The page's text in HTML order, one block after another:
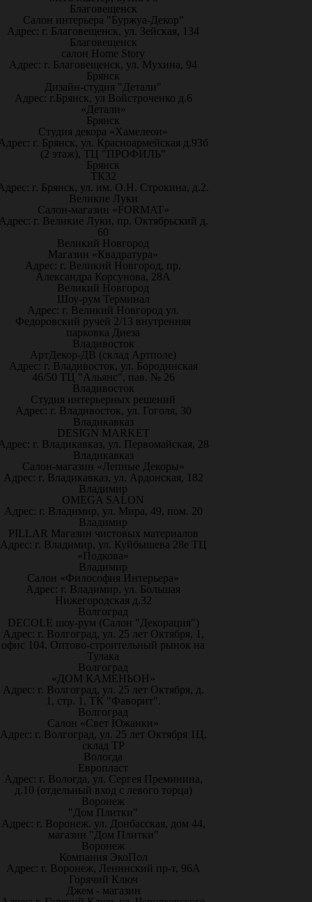
Благовещенск
Салон интерьера "Буржуа-Декор"
Адрес: г. Благовещенск, ул. Зейская, 134
Благовещенск
салон Home Story
Адрес: г. Благовещенск, ул. Мухина, 94
Брянск
Дизайн-студия "Детали"
Адрес: г.Брянск, ул Войстроченко д.6
«Детали»
Брянск
Студия декора «Хамелеон»
г. Брянск, ул. Красноармейская д.93б
(2 этаж), ТЦ "ПРОФИЛЬ"
Брянск
ТК32
г. Брянск, ул. им. О.Н. Строкина, д.2.
Великие Луки
Салон-магазин «FORMAT»
г. Великие Луки, пр. Октябрьский д.
60
Великий Новгород
Магазин «Квадратура»
Адрес: г. Великий Новгород, пр.
Александра Корсунова, 28А
Великий Новгород
Шоу-рум Терминал
Адрес: г. Великий Новгород ул.
Федоровский ручей 2/13 внутренняя
парковка Диеза
Владивосток
АртДекор-ДВ (склад Артполе)
Адрес: г. Владивосток, ул. Бородинская
46/50 ТЦ "Альянс", пав. № 26
Владивосток
Студия интерьерных решений
Адрес: г. Владивосток, ул. Гоголя, 30
Владикавказ
DESIGN MARKET
г. Владикавказ, ул. Первомайская, 28
Владикавказ
Салон-магазин «Лепные Декоры»
Адрес: г. Владикавказ, ул. Ардонская, 182
Владимир
OMEGA SALON
Адрес: г. Владимир, ул. Мира, 49, пом. 20
Владимир
PILLAR Магазин чистовых материалов
Адрес: г. Владимир, ул. Куйбышева 28е ТЦ
«Подкова»
Владимир
Салон «Философия Интерьера»
Адрес: г. Владимир, ул. Большая
Нижегородская д.32
Волгоград
DECOLE шоу-рум (Салон "Декорация")
Адрес: г. Волгоград, ул. 25 лет Октября, 1,
офис 104. Оптово-строительный рынок на
Тулака
Волгоград
«ДОМ КАМЕНЬОН»
Адрес: г. Волгоград, ул. 25 лет Октября, д.
1, стр. 1, ТК "Фаворит".
Волгоград
Салон «Свет Южанки»
Адрес: г. Волгоград, ул. 25 лет Октября 1Ц,
склад ТР
Вологда
Европласт
Адрес: г. Вологда, ул. Сергея Преминина,
д.10 (отдельный вход с левого торца)
Воронеж
"Дом Плитки"
Адрес: г. Воронеж. ул. Донбасская, дом 44,
магазин "Дом Плитки"
Воронеж
Компания ЭкоПол
Адрес: г. Воронеж, Ленинский пр-т, 96А
Горячий Ключ
Джем - магазин